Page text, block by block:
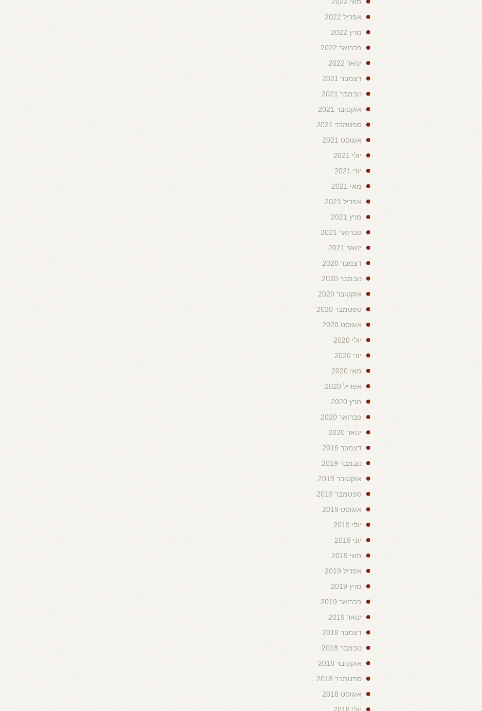
מאי 2022
אפריל 2022
מרץ 2022
פברואר 2022
ינואר 2022
דצמבר 2021
נובמבר 2021
אוקטובר 2021
ספטמבר 2021
אוגוסט 2021
יולי 2021
יוני 2021
מאי 2021
אפריל 2021
מרץ 2021
פברואר 2021
ינואר 2021
דצמבר 2020
נובמבר 2020
אוקטובר 2020
ספטמבר 2020
אוגוסט 2020
יולי 2020
יוני 2020
מאי 2020
אפריל 2020
מרץ 2020
פברואר 2020
ינואר 2020
דצמבר 2019
נובמבר 2019
אוקטובר 2019
ספטמבר 2019
אוגוסט 2019
יולי 2019
יוני 2019
מאי 2019
אפריל 2019
מרץ 2019
פברואר 2019
ינואר 2019
דצמבר 2018
נובמבר 2018
אוקטובר 2018
ספטמבר 2018
אוגוסט 2018